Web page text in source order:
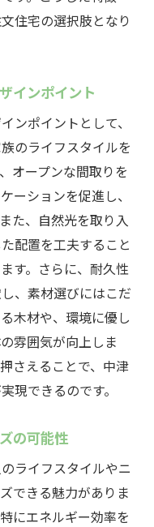
住宅の選択肢となり
インポイント
ンポイントとして、
のライフスタイルを
オープンな間取りを
ーションを促進し、
た、自然光を取り入
配置を工夫すること
す。さらに、耐久性
、素材選びにはこだ
木材や、環境に優し
雰囲気が向上しま
さえることで、中津
現できるのです。
の可能性
ライフスタイルやニ
できる魅力がありま
にエネルギー効率を